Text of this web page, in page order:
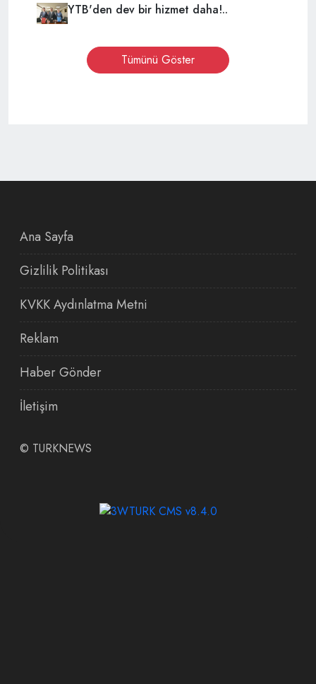
YTB'den dev bir hizmet daha!..
Tümünü Göster
Ana Sayfa
Gizlilik Politikası
KVKK Aydınlatma Metni
Reklam
Haber Gönder
İletişim
© TURKNEWS